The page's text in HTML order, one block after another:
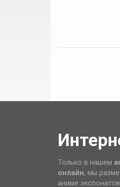
Только в нашем
онлайн, мы
аниме